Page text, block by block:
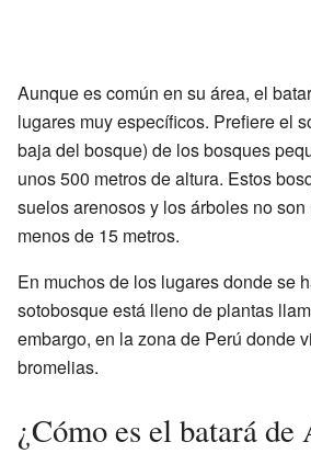
Aunque es común en su área, el
lugares muy específicos. Prefiere el
baja del bosque) de los bosques
unos 500 metros de altura. Estos
suelos arenosos y los árboles no
menos de 15 metros.
En muchos de los lugares donde se
sotobosque está lleno de plantas
embargo, en la zona de Perú donde
bromelias.
¿Cómo es el batará de